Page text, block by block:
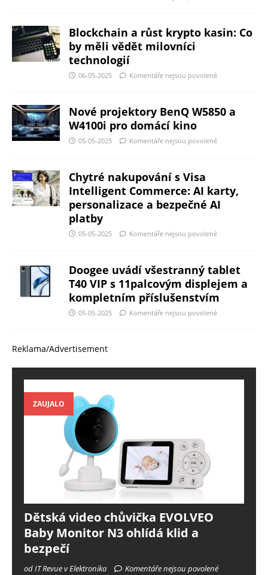
Blockchain a růst krypto kasin: Co
by měli vědět milovníci
technologií
06-05-2025 Komentáře nejsou povolené
Nové projektory BenQ W5850 a
W4100i pro domácí kino
05-05-2025 Komentáře nejsou povolené
Chytré nakupování s Visa
Intelligent Commerce: AI karty,
personalizace a bezpečné AI
platby
05-05-2025 Komentáře nejsou povolené
Doogee uvádí všestranný tablet
T40 VIP s 11palcovým displejem a
kompletním příslušenstvím
05-05-2025 Komentáře nejsou povolené
Reklama/Advertisement
ZAUJALO
Dětská video chůvička EVOLVEO
Baby Monitor N3 ohlídá klid a
bezpečí
od IT Revue v Elektronika Komentáře nejsou povolené